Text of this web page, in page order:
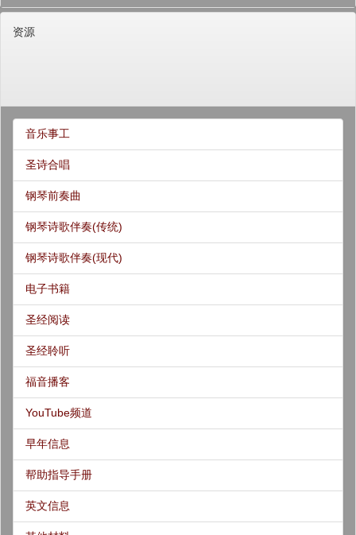
资源
音乐事工
圣诗合唱
钢琴前奏曲
钢琴诗歌伴奏(传统)
钢琴诗歌伴奏(现代)
电子书籍
圣经阅读
圣经聆听
福音播客
YouTube频道
早年信息
帮助指导手册
英文信息